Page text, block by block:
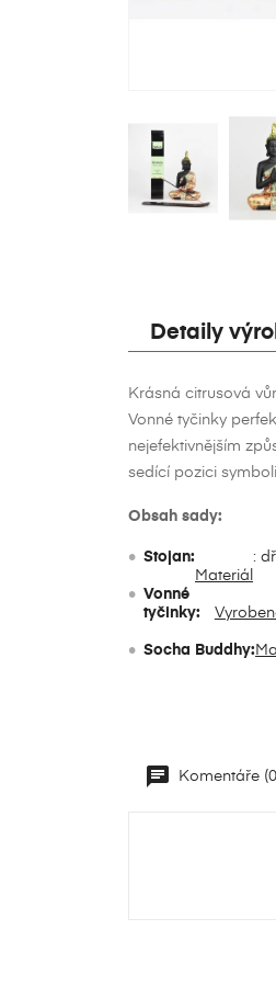
Detaily
Krásná citrusová
Vonné tyčinky
nejefektivnějším
sedící pozici
Obsah sady:
Stojan:
Materiál
:
Vonné
tyčinky:
Socha Buddhy:
Komentáře